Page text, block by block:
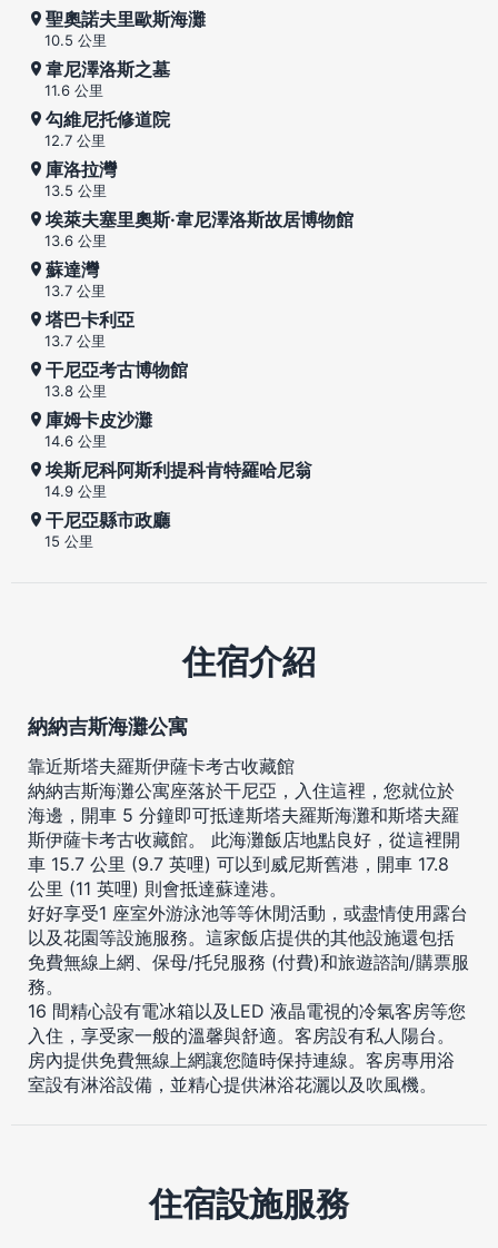
聖奧諾夫里歐斯海灘
10.5 公里
韋尼澤洛斯之墓
11.6 公里
勾維尼托修道院
12.7 公里
庫洛拉灣
13.5 公里
埃萊夫塞里奧斯·韋尼澤洛斯故居博物館
13.6 公里
蘇達灣
13.7 公里
塔巴卡利亞
13.7 公里
干尼亞考古博物館
13.8 公里
庫姆卡皮沙灘
14.6 公里
埃斯尼科阿斯利提科肯特羅哈尼翁
14.9 公里
干尼亞縣市政廳
15 公里
住宿介紹
納納吉斯海灘公寓
靠近斯塔夫羅斯伊薩卡考古收藏館
納納吉斯海灘公寓座落於干尼亞，入住這裡，您就位於
海邊，開車 5 分鐘即可抵達斯塔夫羅斯海灘和斯塔夫羅
斯伊薩卡考古收藏館。 此海灘飯店地點良好，從這裡開
車 15.7 公里 (9.7 英哩) 可以到威尼斯舊港，開車 17.8
公里 (11 英哩) 則會抵達蘇達港。
好好享受1 座室外游泳池等等休閒活動，或盡情使用露台
以及花園等設施服務。這家飯店提供的其他設施還包括
免費無線上網、保母/托兒服務 (付費)和旅遊諮詢/購票服
務。
16 間精心設有電冰箱以及LED 液晶電視的冷氣客房等您
入住，享受家一般的溫馨與舒適。客房設有私人陽台。
房內提供免費無線上網讓您隨時保持連線。客房專用浴
室設有淋浴設備，並精心提供淋浴花灑以及吹風機。
住宿設施服務